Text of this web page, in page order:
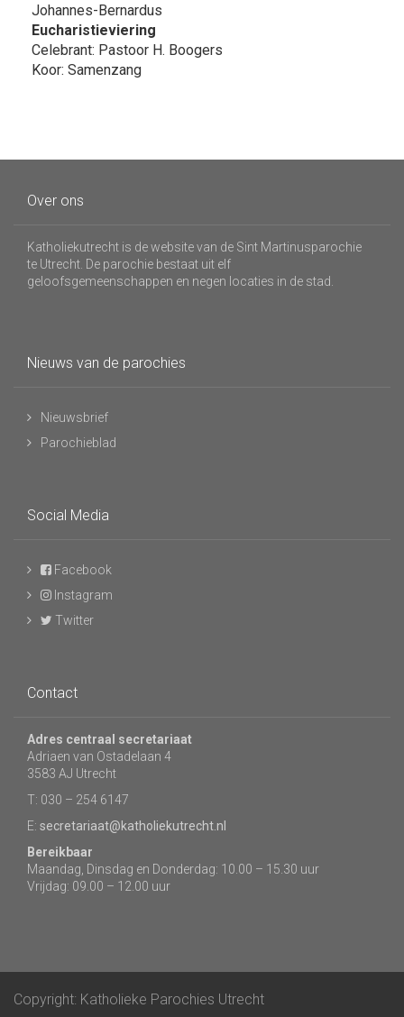
Johannes-Bernardus
Eucharistieviering
Celebrant: Pastoor H. Boogers
Koor: Samenzang
Over ons
Katholiekutrecht is de website van de Sint Martinusparochie
te Utrecht. De parochie bestaat uit elf
geloofsgemeenschappen en negen locaties in de stad.
Nieuws van de parochies
Nieuwsbrief
Parochieblad
Social Media
Facebook
Instagram
Twitter
Contact
Adres centraal secretariaat
Adriaen van Ostadelaan 4
3583 AJ Utrecht
T: 030 – 254 6147
E: secretariaat@katholiekutrecht.nl
Bereikbaar
Maandag, Dinsdag en Donderdag: 10.00 – 15.30 uur
Vrijdag: 09.00 – 12.00 uur
Copyright: Katholieke Parochies Utrecht